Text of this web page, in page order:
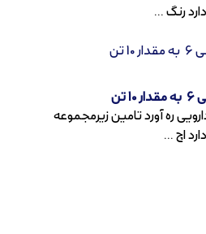
رنگ ...
ره آورد تامین زیرمجموعه
اچ ...